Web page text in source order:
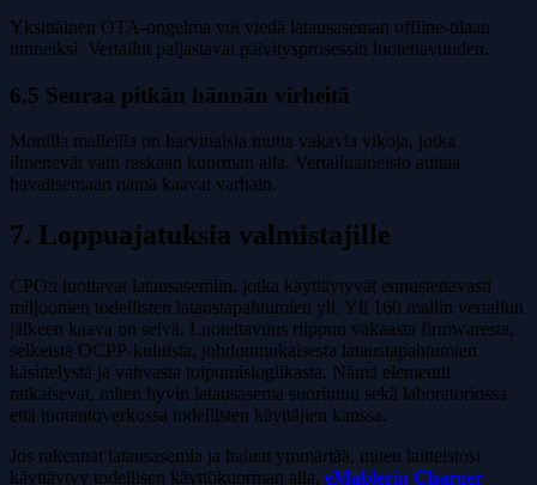
Yksittäinen OTA-ongelma voi viedä latausaseman offline-tilaan
tunneiksi. Vertailut paljastavat päivitysprosessin luotettavuuden.
6.5 Seuraa pitkän hännän virheitä
Monilla malleilla on harvinaisia mutta vakavia vikoja, jotka
ilmenevät vain raskaan kuorman alla. Vertailuaineisto auttaa
havaitsemaan nämä kaavat varhain.
7. Loppuajatuksia valmistajille
CPO:t luottavat latausasemiin, jotka käyttäytyvät ennustettavasti
miljoonien todellisten lataustapahtumien yli. Yli 160 mallin vertailun
jälkeen kaava on selvä. Luotettavuus riippuu vakaasta firmwaresta,
selkeistä OCPP-kuluista, johdonmukaisesta lataustapahtumien
käsittelystä ja vahvasta toipumislogiikasta. Nämä elementit
ratkaisevat, miten hyvin latausasema suoriutuu sekä laboratoriossa
että tuotantoverkossa todellisten käyttäjien kanssa.
Jos rakennat latausasemia ja haluat ymmärtää, miten laitteistosi
käyttäytyy todellisen käyttökuorman alla, eMablerin Charger